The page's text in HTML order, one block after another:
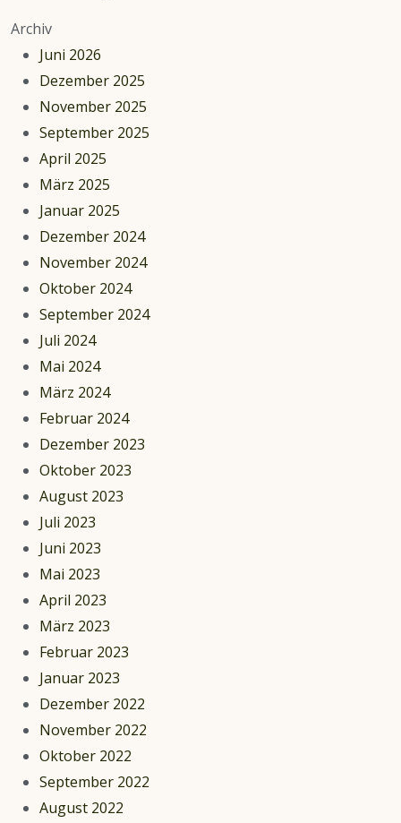
Archiv
Juni 2026
Dezember 2025
November 2025
September 2025
April 2025
März 2025
Januar 2025
Dezember 2024
November 2024
Oktober 2024
September 2024
Juli 2024
Mai 2024
März 2024
Februar 2024
Dezember 2023
Oktober 2023
August 2023
Juli 2023
Juni 2023
Mai 2023
April 2023
März 2023
Februar 2023
Januar 2023
Dezember 2022
November 2022
Oktober 2022
September 2022
August 2022